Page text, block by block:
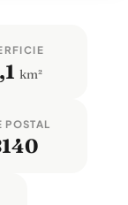
km²
POSTAL